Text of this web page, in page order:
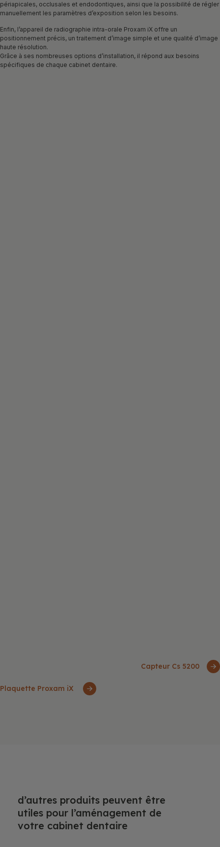
périapicales, occlusales et endodontiques, ainsi que la possibilité de régler
manuellement les paramètres d’exposition selon les besoins.
Enfin, l’appareil de radiographie intra-orale Proxam iX offre un
positionnement précis, un traitement d’image simple et une qualité d’image
haute résolution.
Grâce à ses nombreuses options d’installation, il répond aux besoins
spécifiques de chaque cabinet dentaire.
Capteur Cs 5200
Plaquette Proxam iX
d’autres produits peuvent être
utiles pour l’aménagement de
votre cabinet dentaire